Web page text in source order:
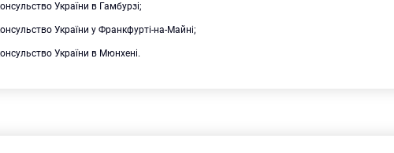
України в Гамбурзі;
України у Франкфурті-на-Майні;
України в Мюнхені.